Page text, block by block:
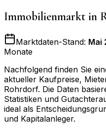
Immobilienmarkt in
Marktdaten-Stand: Mai
Monate
Nachfolgend finden Sie
aktueller Kaufpreise,
Rohrdorf. Die Daten
Statistiken und
ideal als
und Kapitalanleger.